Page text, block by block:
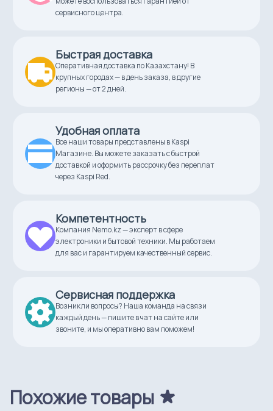
сервисного центра.
Быстрая доставка
Оперативная доставка по Казахстану! В
крупных городах — в день заказа, в другие
регионы — от 2 дней.
Удобная оплата
Все наши товары представлены в Kaspi
Магазине. Вы можете заказать с быстрой
доставкой и оформить рассрочку без переплат
через Kaspi Red.
Компетентность
Компания Nemo.kz — эксперт в сфере
электроники и бытовой техники. Мы работаем
для вас и гарантируем качественный сервис.
Сервисная поддержка
Возникли вопросы? Наша команда на связи
каждый день — пишите в чат на сайте или
звоните, и мы оперативно вам поможем!
Похожие товары